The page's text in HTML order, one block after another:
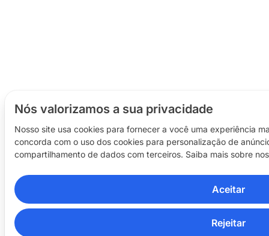
Nós valorizamos a sua privacidade
Nosso site usa cookies para fornecer a você uma experiência
concorda com o uso dos cookies para personalização de
compartilhamento de dados com terceiros. Saiba mais sobre
Aceitar
Rejeitar